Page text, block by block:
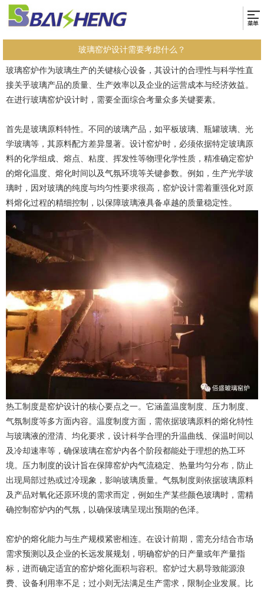
玻璃窑炉设计需要考虑什么？
玻璃窑炉作为玻璃生产的关键核心设备，其设计的合理性与科学性直
接关乎玻璃产品的质量、生产效率以及企业的运营成本与经济效益。
在进行玻璃窑炉设计时，需要全面综合考量众多关键要素。
首先是玻璃原料特性。不同的玻璃产品，如平板玻璃、瓶罐玻璃、光
学玻璃等，其原料配方差异显著。设计窑炉时，必须依据特定玻璃原
料的化学组成、熔点、粘度、挥发性等物理化学性质，精准确定窑炉
的熔化温度、熔化时间以及气氛环境等关键参数。例如，生产光学玻
璃时，因对玻璃的纯度与均匀性要求很高，窑炉设计需着重强化对原
料熔化过程的精细控制，以保障玻璃液具备卓越的质量稳定性。
热工制度是窑炉设计的核心要点之一。它涵盖温度制度、压力制度、
气氛制度等多方面内容。温度制度方面，需依据玻璃原料的熔化特性
与玻璃液的澄清、均化要求，设计科学合理的升温曲线、保温时间以
及冷却速率等，确保玻璃在窑炉内各个阶段都能处于理想的热工环
境。压力制度的设计旨在保障窑炉内气流稳定、热量均匀分布，防止
出现局部过热或过冷现象，影响玻璃质量。气氛制度则依据玻璃原料
及产品对氧化还原环境的需求而定，例如生产某些颜色玻璃时，需精
确控制窑炉内的气氛，以确保玻璃呈现出预期的色泽。
窑炉的熔化能力与生产规模紧密相连。在设计前期，需充分结合市场
需求预测以及企业的长远发展规划，明确窑炉的日产量或年产量指
标，进而确定适宜的窑炉熔化面积与容积。窑炉过大易导致能源浪
费、设备利用率不足；过小则无法满足生产需求，限制企业发展。比